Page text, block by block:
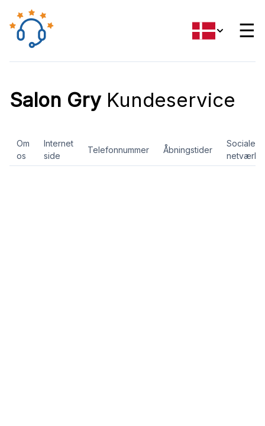
☰
Salon GryKundeservice
Om
os
Internet
side
Telefonnummer Åbningstider
Sociale
netværk